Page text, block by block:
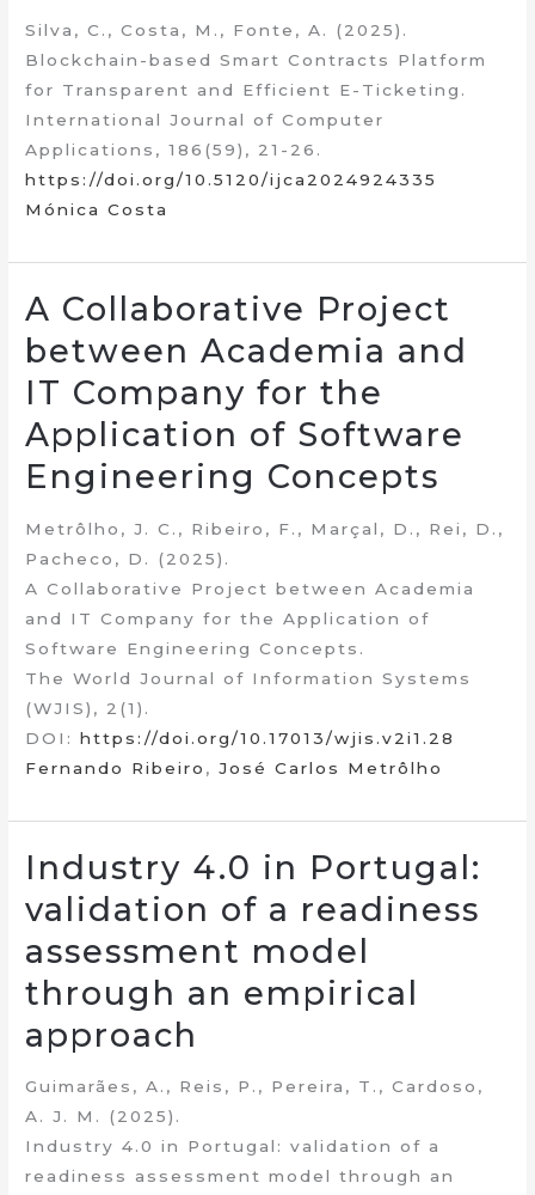
Silva, C., Costa, M., Fonte, A. (2025).
Blockchain-based Smart Contracts Platform
for Transparent and Efficient E-Ticketing.
International Journal of Computer
Applications, 186(59), 21-26.
https://doi.org/10.5120/ijca2024924335
Mónica Costa
A Collaborative Project
between Academia and
IT Company for the
Application of Software
Engineering Concepts
Metrôlho, J. C., Ribeiro, F., Marçal, D., Rei, D.,
Pacheco, D. (2025).
A Collaborative Project between Academia
and IT Company for the Application of
Software Engineering Concepts.
The World Journal of Information Systems
(WJIS), 2(1).
DOI:https://doi.org/10.17013/wjis.v2i1.28
Fernando Ribeiro ,José Carlos Metrôlho
Industry 4.0 in Portugal:
validation of a readiness
assessment model
through an empirical
approach
Guimarães, A., Reis, P., Pereira, T., Cardoso,
A. J. M. (2025).
Industry 4.0 in Portugal: validation of a
readiness assessment model through an